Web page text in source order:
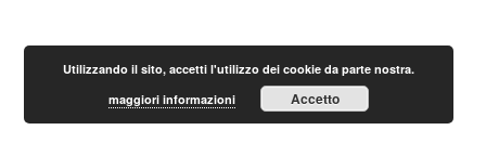
Utilizzando il sito, accetti l'utilizzo dei cookie da parte nostra.
maggiori informazioni
Accetto